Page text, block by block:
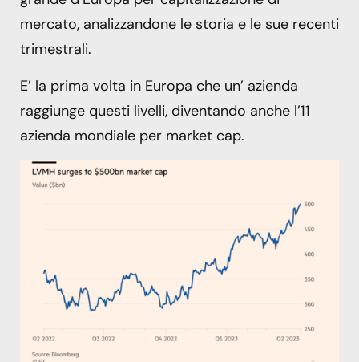
mercato, analizzandone le storia e le sue recenti
trimestrali.
E’ la prima volta in Europa che un’ azienda
raggiunge questi livelli, diventando anche l’11
azienda mondiale per market cap.